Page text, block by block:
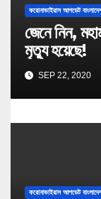
করোনাভাইরাস আপডেট
জেনে নিন,
মৃত্যু হয়েছে!
SEP 22, 2020
করোনাভাইরাস আপডেট